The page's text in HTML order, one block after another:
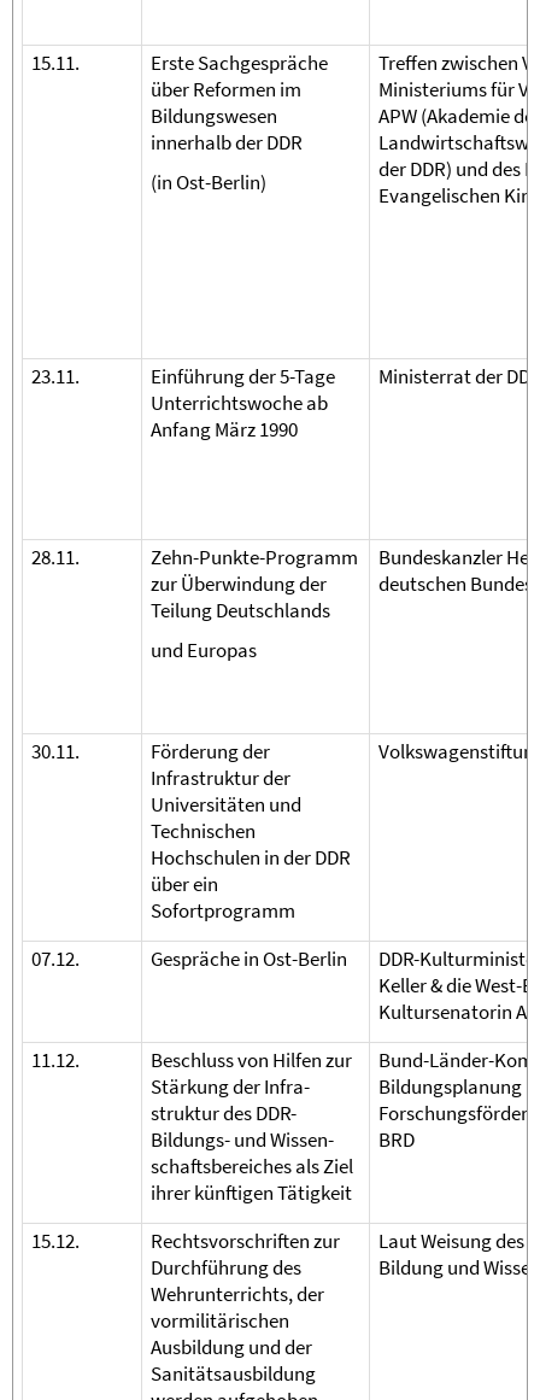
15.11.
Erste Sachgespräche
über Reformen im
Bildungswesen
innerhalb der DDR
(in Ost-Berlin)
Treffen zwischen
Ministeriums für
APW (Akademie
der DDR) und des
Evangelischen
23.11.
Einführung der 5-Tage
Unterrichtswoche ab
Anfang März 1990
Ministerrat der
28.11.
Zehn-Punkte-Programm
zur Überwindung der
Teilung Deutschlands
und Europas
Bundeskanzler
deutschen
30.11.
Förderung der
Infrastruktur der
Universitäten und
Technischen
Hochschulen in der DDR
über ein
Sofortprogramm
07.12. Gespräche in Ost-Berlin
DDR-
Keller & die West-
Kultursenatorin
11.12.
Beschluss von Hilfen zur
Stärkung der Infra-
struktur des DDR-
Bildungs- und Wissen-
schaftsbereiches als Ziel
ihrer künftigen Tätigkeit
Bund-Länder-
Bildungsplanung
BRD
15.12.
Rechtsvorschriften zur
Durchführung des
Wehrunterrichts, der
vormilitärischen
Ausbildung und der
Sanitätsausbildung
Laut Weisung des
Bildung und